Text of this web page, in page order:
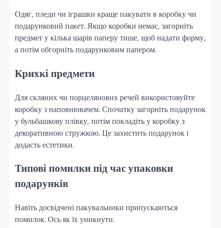
Одяг, пледи чи іграшки краще пакувати в коробку чи
подарунковий пакет. Якщо коробки немає, загорніть
предмет у кілька шарів паперу тише, щоб надати форму,
а потім обгорніть подарунковим папером.
Крихкі предмети
Для скляних чи порцелянових речей використовуйте
коробку з наповнювачем. Спочатку загорніть подарунок
у бульбашкову плівку, потім покладіть у коробку з
декоративною стружкою. Це захистить подарунок і
додасть естетики.
Типові помилки під час упаковки
подарунків
Навіть досвідчені пакувальники припускаються
помилок. Ось як їх уникнути.